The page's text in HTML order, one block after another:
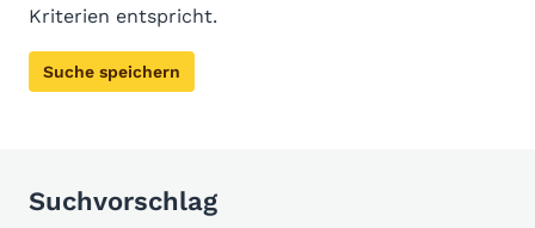
Kriterien entspricht.
Suche speichern
Suchvorschlag